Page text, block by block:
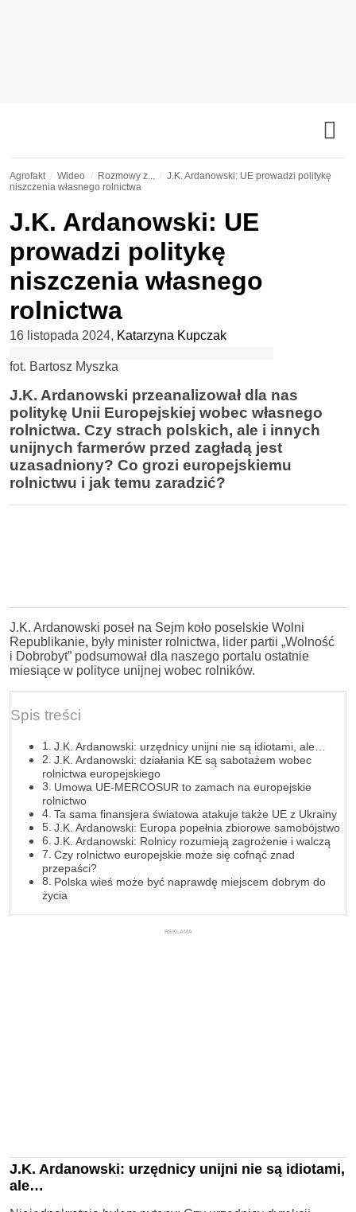
Agrofakt Wideo Rozmowy z...
J.K. Ardanowski: UE prowadzi politykę
niszczenia własnego rolnictwa
J.K. Ardanowski: UE
prowadzi politykę
niszczenia własnego
rolnictwa
16 listopada 2024, Katarzyna Kupczak
fot. Bartosz Myszka
J.K. Ardanowski przeanalizował dla nas
politykę Unii Europejskiej wobec własnego
rolnictwa. Czy strach polskich, ale i innych
unijnych farmerów przed zagładą jest
uzasadniony? Co grozi europejskiemu
rolnictwu i jak temu zaradzić?
J.K. Ardanowski poseł na Sejm koło poselskie Wolni
Republikanie, były minister rolnictwa, lider partii „Wolność
i Dobrobyt” podsumował dla naszego portalu ostatnie
miesiące w polityce unijnej wobec rolników.
Spis treści
J.K. Ardanowski: urzędnicy unijni nie są idiotami, ale…
J.K. Ardanowski: działania KE są sabotażem wobec
rolnictwa europejskiego
Umowa UE-MERCOSUR to zamach na europejskie
rolnictwo
Ta sama finansjera światowa atakuje także UE z Ukrainy
J.K. Ardanowski: Europa popełnia zbiorowe samobójstwo
J.K. Ardanowski: Rolnicy rozumieją zagrożenie i walczą
Czy rolnictwo europejskie może się cofnąć znad
przepaści?
Polska wieś może być naprawdę miejscem dobrym do
życia
REKLAMA
J.K. Ardanowski: urzędnicy unijni nie są idiotami,
ale…